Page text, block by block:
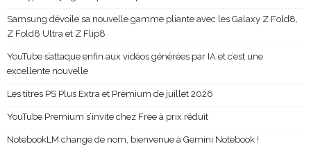
Samsung dévoile sa nouvelle gamme pliante avec les Galaxy Z Fold8,
Z Fold8 Ultra et Z Flip8
YouTube s’attaque enfin aux vidéos générées par IA et c’est une
excellente nouvelle
Les titres PS Plus Extra et Premium de juillet 2026
YouTube Premium s’invite chez Free à prix réduit
NotebookLM change de nom, bienvenue à Gemini Notebook !